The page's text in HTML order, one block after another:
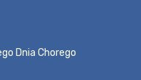
Dnia Chorego